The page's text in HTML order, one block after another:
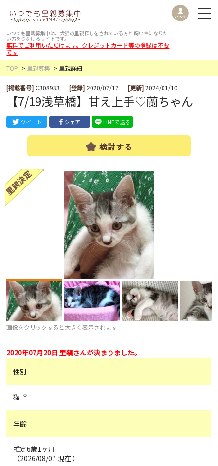
いつでも里親募集中は、犬猫の里親探しをされている方と 飼い主になりた
い方をつなげるサイトです。
無料でご利用いただけます。クレジットカード等の登録は不要
です
TOP
里親募集 里親詳細
[掲載番号] C308933 [登録] 2020/07/17 [更新] 2024/01/10
【7/19浅草橋】甘え上手♡蘭ちゃん
ツイート シェア LINEで送る
検討する
画像をクリックすると大きく表示されます
2020年07月20日 里親さんが決まりました。
性別
猫 ♀
年齢
推定6歳1ヶ月
（2026/08/07 現在 ）